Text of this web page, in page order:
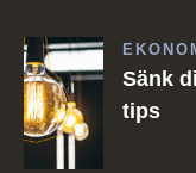
Sänk
tips